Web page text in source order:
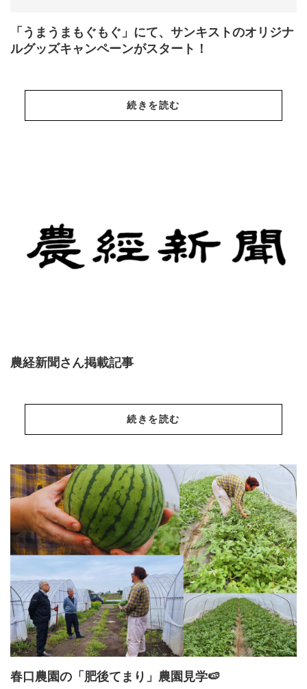
「うまうまもぐもぐ」にて、サンキストのオリジナ
ルグッズキャンペーンがスタート！
続きを読む
農経新聞さん掲載記事
続きを読む
春口農園の「肥後てまり」農園見学🍉